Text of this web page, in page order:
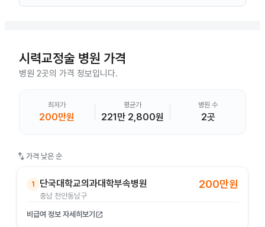
시력교정술 병원 가격
병원 2곳의 가격 정보입니다.
최저가
200만원
평균가
221만 2,800원
병원 수
2곳
swap_vert 가격 낮은 순
1 단국대학교의과대학부속병원
충남 천안동남구
200만원
비급여 정보 자세히보기 open_in_new